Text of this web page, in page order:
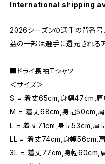
International shipping
2026シーズンの選手の背番号
益の一部は選手に還元されるア
■ドライ長袖Tシャツ
＜サイズ＞
S = 着丈65cm,身幅47cm,
M = 着丈68cm,身幅50cm,
L = 着丈71cm,身幅53cm,肩
LL = 着丈74cm,身幅56cm,
3L = 着丈77cm,身幅60cm,